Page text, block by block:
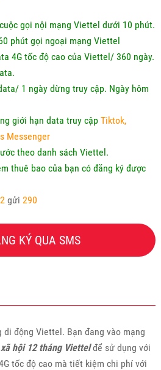
gọi nội mạng Viettel dưới 10 phút.
phút gọi ngoại mạng Viettel
4G tốc độ cao của Viettel/ 360 ngày.
1 ngày dừng truy cập. Ngày hôm
giới hạn data truy cập Tiktok,
Messenger
theo danh sách Viettel.
thuê bao của bạn có đăng ký được
gửi 290
KÝ QUA SMS
động Viettel. Bạn đang vào mạng
hội 12 tháng Viettelđể sử dụng với
tốc độ cao mà tiết kiệm chi phí với